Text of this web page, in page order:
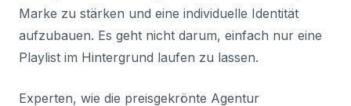
Marke zu stärken und eine individuelle Identität
aufzubauen. Es geht nicht darum, einfach nur eine
Playlist im Hintergrund laufen zu lassen.
Experten, wie die preisgekrönte Agentur